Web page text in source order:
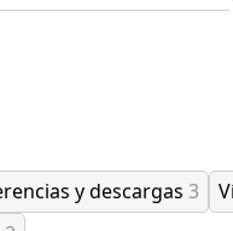
y descargas 3